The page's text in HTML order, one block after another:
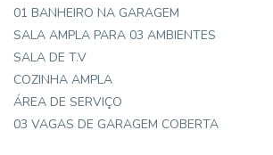
01 BANHEIRO NA GARAGEM
SALA AMPLA PARA 03 AMBIENTES
SALA DE T.V
COZINHA AMPLA
ÁREA DE SERVIÇO
03 VAGAS DE GARAGEM COBERTA